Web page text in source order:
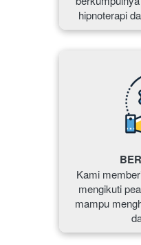
hipnoterapi
Kami
mengikuti
mampu